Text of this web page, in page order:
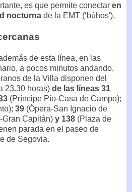
es que permite conectar en
nocturna de la EMT (‘búhos').
de esta línea, en las
a pocos minutos andando,
de la Villa disponen del
23.30 horas) de las líneas 31
(Príncipe Pío-Casa de Campo);
39 (Ópera-San Ignacio de
Gran Capitán) y 138 (Plaza de
parada en el paseo de
de Segovia.